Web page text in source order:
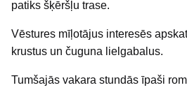
patiks šķēršļu trase.
Vēstures mīļotājus interesēs
krustus un čuguna lielgabalus.
Tumšajās vakara stundās īpaši